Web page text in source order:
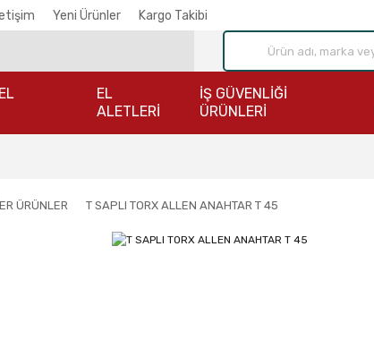
Yeni Ürünler Kargo Takibi
EL
ALETLERİ
İŞ GÜVENLİĞİ
ÜRÜNLERİ
ÜRÜNLER T SAPLI TORX ALLEN ANAHTAR T 45